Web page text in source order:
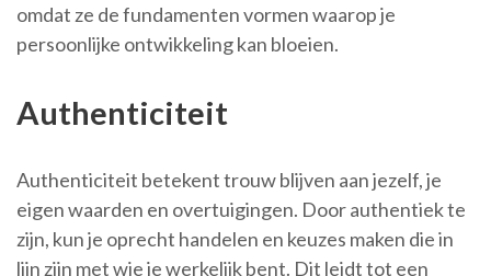
omdat ze de fundamenten vormen waarop je
persoonlijke ontwikkeling kan bloeien.
Authenticiteit
Authenticiteit betekent trouw blijven aan jezelf, je
eigen waarden en overtuigingen. Door authentiek te
zijn, kun je oprecht handelen en keuzes maken die in
lijn zijn met wie je werkelijk bent. Dit leidt tot een